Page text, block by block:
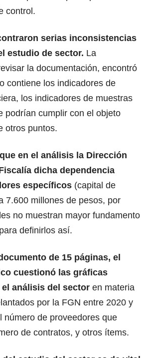
control.
serias inconsistencias
estudio de sector. La
la documentación, encontró
contiene los indicadores de
los indicadores de muestras
podrían cumplir con el objeto
otros puntos.
en el análisis la Dirección
dicha dependencia
específicos (capital de
7.600 millones de pesos, por
no muestran mayor fundamento
definirlos así.
de 15 páginas, el
cuestionó las gráficas
análisis del sector en materia
por la FGN entre 2020 y
número de proveedores que
de contratos, y otros ítems.